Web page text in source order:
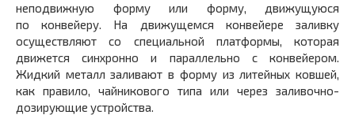
неподвижную форму или форму, движущуюся
по конвейеру. На движущемся конвейере заливку
осуществляют со специальной платформы, которая
движется синхронно и параллельно с конвейером.
Жидкий металл заливают в форму из литейных ковшей,
как правило, чайникового типа или через заливочно-
дозирующие устройства.